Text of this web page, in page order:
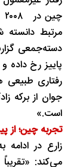
مرتبط دانسته
دسته‌جمعی
پاییز رخ داده
رفتاری طبیعی
جوان از برکه
است.»
تجربه چین؛ از
می‌کند: